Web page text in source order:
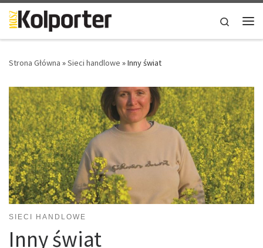
Skip to content
Search
Strona Główna »Sieci handlowe »Inny świat
SIECI HANDLOWE
Inny świat